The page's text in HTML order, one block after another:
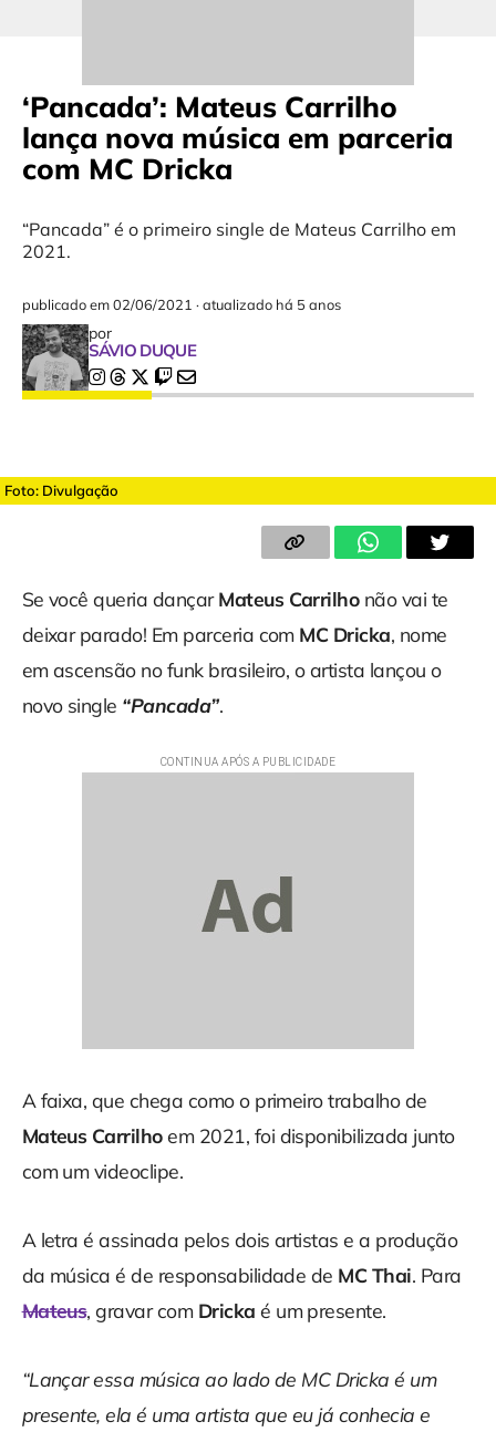
‘Pancada’: Mateus Carrilho
lança nova música em parceria
com MC Dricka
“Pancada” é o primeiro single de Mateus Carrilho em
2021.
publicado em02/06/2021 ·atualizado há 5 anos
por
SÁVIO DUQUE
Foto: Divulgação
Se você queria dançarMateus Carrilhonão vai te
deixar parado! Em parceria com MC Dricka, nome
em ascensão no funk brasileiro, o artista lançou o
novo single “Pancada”.
A faixa, que chega como o primeiro trabalho de
Mateus Carrilhoem 2021, foi disponibilizada junto
com um videoclipe.
A letra é assinada pelos dois artistas e a produção
da música é de responsabilidade de MC Thai. Para
Mateus, gravar com Drickaé um presente.
“Lançar essa música ao lado de MC Dricka é um
presente, ela é uma artista que eu já conhecia e